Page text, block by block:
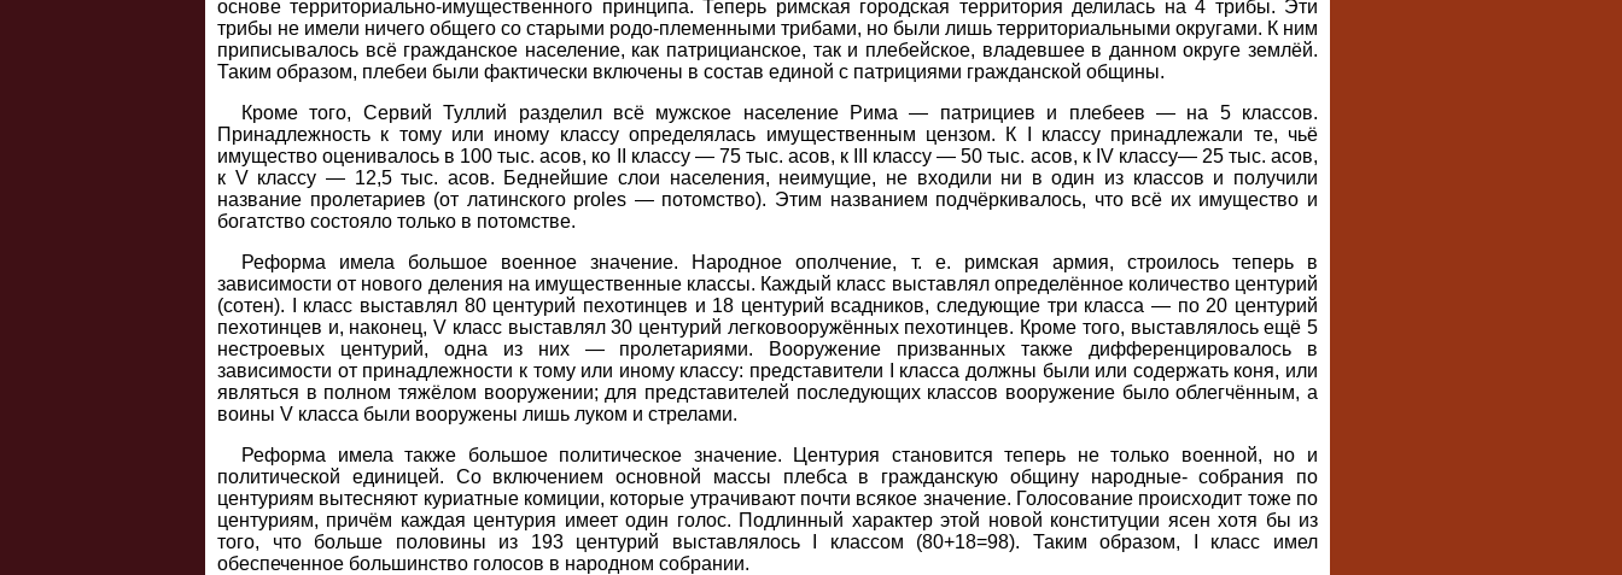
основе территориально-имущественного принципа. Теперь римская городская территория делилась на 4 трибы. Эти
трибы не имели ничего общего со старыми родо-племенными трибами, но были лишь территориальными округами. К ним
приписывалось всё гражданское население, как патрицианское, так и плебейское, владевшее в данном округе землёй.
Таким образом, плебеи были фактически включены в состав единой с патрициями гражданской общины.
Кроме того, Сервий Туллий разделил всё мужское население Рима — патрициев и плебеев — на 5 классов.
Принадлежность к тому или иному классу определялась имущественным цензом. К I классу принадлежали те, чьё
имущество оценивалось в 100 тыс. асов, ко II классу — 75 тыс. асов, к III классу — 50 тыс. асов, к IV классу— 25 тыс. асов,
к V классу — 12,5 тыс. асов. Беднейшие слои населения, неимущие, не входили ни в один из классов и получили
название пролетариев (от латинского proles — потомство). Этим названием подчёркивалось, что всё их имущество и
богатство состояло только в потомстве.
Реформа имела большое военное значение. Народное ополчение, т. е. римская армия, строилось теперь в
зависимости от нового деления на имущественные классы. Каждый класс выставлял определённое количество центурий
(сотен). I класс выставлял 80 центурий пехотинцев и 18 центурий всадников, следующие три класса — по 20 центурий
пехотинцев и, наконец, V класс выставлял 30 центурий легковооружённых пехотинцев. Кроме того, выставлялось ещё 5
нестроевых центурий, одна из них — пролетариями. Вооружение призванных также дифференцировалось в
зависимости от принадлежности к тому или иному классу: представители I класса должны были или содержать коня, или
являться в полном тяжёлом вооружении; для представителей последующих классов вооружение было облегчённым, а
воины V класса были вооружены лишь луком и стрелами.
Реформа имела также большое политическое значение. Центурия становится теперь не только военной, но и
политической единицей. Со включением основной массы плебса в гражданскую общину народные- собрания по
центуриям вытесняют куриатные комиции, которые утрачивают почти всякое значение. Голосование происходит тоже по
центуриям, причём каждая центурия имеет один голос. Подлинный характер этой новой конституции ясен хотя бы из
того, что больше половины из 193 центурий выставлялось I классом (80+18=98). Таким образом, I класс имел
обеспеченное большинство голосов в народном собрании.